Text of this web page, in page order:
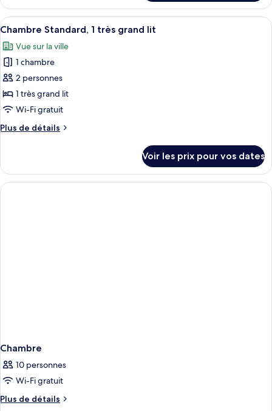
de
fenêtre
le
type
de
Chambre
Familiale,
pas
de
fenêtre
Afficher
toutes
les
photos
pour
ce
type
chambre :
très
Une chambre d’hôtel moderne
7
Chambre Standard, 1 très grand lit
Vue sur la ville
1 chambre
2 personnes
1 très grand lit
Wi-Fi gratuit
Plus de détails
Plus
le
type
de
Voir les prix pour vos dates
Chambre
10 personnes
Wi-Fi gratuit
Plus de détails
Plus